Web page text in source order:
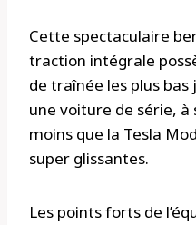
Cette spectaculaire
traction intégrale
de traînée les plus
une voiture de série, à
moins que la Tesla
super glissantes.
Les points forts de